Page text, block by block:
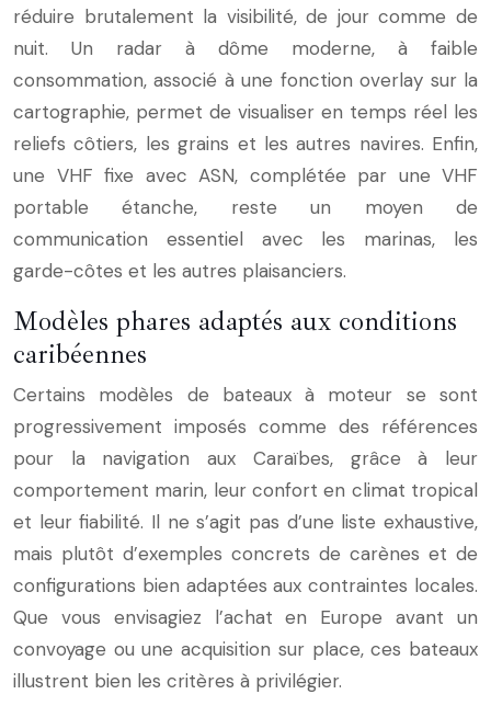
réduire brutalement la visibilité, de jour comme de
nuit. Un radar à dôme moderne, à faible
consommation, associé à une fonction overlay sur la
cartographie, permet de visualiser en temps réel les
reliefs côtiers, les grains et les autres navires. Enfin,
une VHF fixe avec ASN, complétée par une VHF
portable étanche, reste un moyen de
communication essentiel avec les marinas, les
garde-côtes et les autres plaisanciers.
Modèles phares adaptés aux conditions
caribéennes
Certains modèles de bateaux à moteur se sont
progressivement imposés comme des références
pour la navigation aux Caraïbes, grâce à leur
comportement marin, leur confort en climat tropical
et leur fiabilité. Il ne s’agit pas d’une liste exhaustive,
mais plutôt d’exemples concrets de carènes et de
configurations bien adaptées aux contraintes locales.
Que vous envisagiez l’achat en Europe avant un
convoyage ou une acquisition sur place, ces bateaux
illustrent bien les critères à privilégier.